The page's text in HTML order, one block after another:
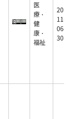
医
療・
健
康・
福祉
20
11-
06-
30